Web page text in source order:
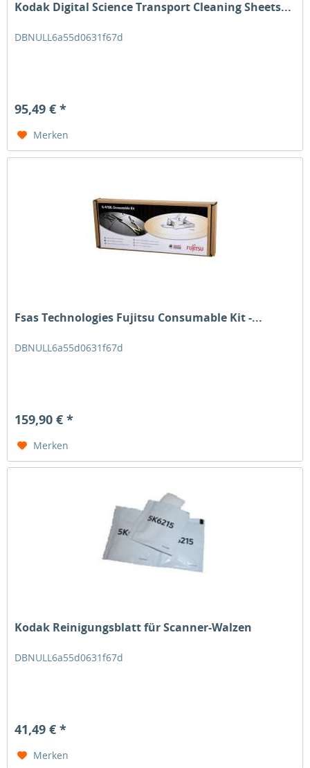
Kodak Digital Science Transport Cleaning Sheets...
DBNULL6a55d0631f67d
95,49 € *
Merken
Fsas Technologies Fujitsu Consumable Kit -...
DBNULL6a55d0631f67d
159,90 € *
Merken
Kodak Reinigungsblatt für Scanner-Walzen
DBNULL6a55d0631f67d
41,49 € *
Merken